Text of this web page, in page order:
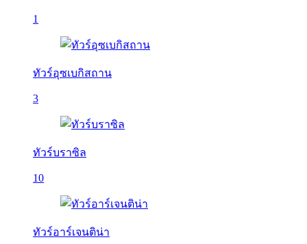
1
ทัวร์อุซเบกิสถาน
3
ทัวร์บราซิล
10
ทัวร์อาร์เจนติน่า